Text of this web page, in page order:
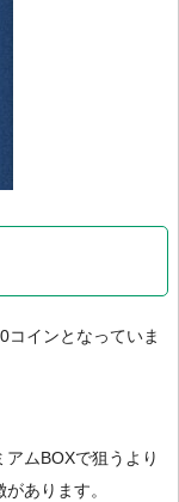
コインとなっていま
ムBOXで狙うより
あります。